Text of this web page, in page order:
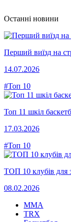
Останні новини
Перший виїзд на
14.07.2026
#Топ 10
Топ 11 шкіл
17.03.2026
#Топ 10
ТОП 10 клубів для
08.02.2026
MMA
TRX